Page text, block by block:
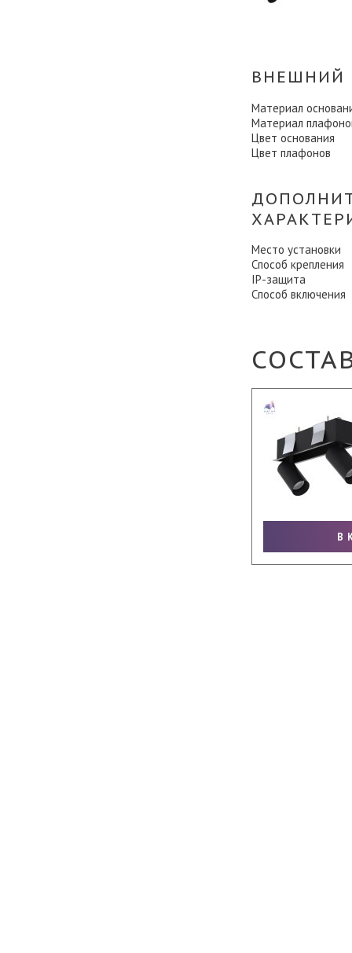
ВНЕШНИЙ
Материал
Материал
Цвет основания
Цвет плафонов
Место установки
Способ крепления
IP-защита
Способ включения